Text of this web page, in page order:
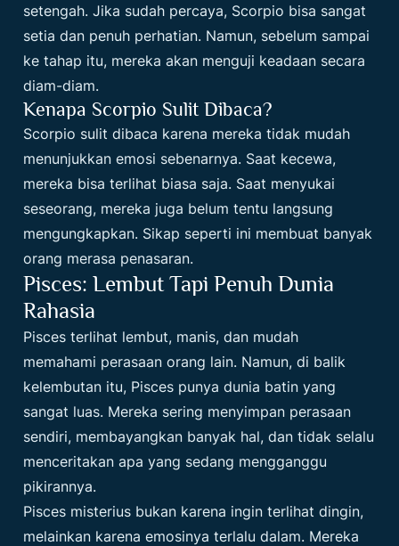
setengah. Jika sudah percaya, Scorpio bisa sangat
setia dan penuh perhatian. Namun, sebelum sampai
ke tahap itu, mereka akan menguji keadaan secara
diam-diam.
Kenapa Scorpio Sulit Dibaca?
Scorpio sulit dibaca karena mereka tidak mudah
menunjukkan emosi sebenarnya. Saat kecewa,
mereka bisa terlihat biasa saja. Saat menyukai
seseorang, mereka juga belum tentu langsung
mengungkapkan. Sikap seperti ini membuat banyak
orang merasa penasaran.
Pisces: Lembut Tapi Penuh Dunia
Rahasia
Pisces terlihat lembut, manis, dan mudah
memahami perasaan orang lain. Namun, di balik
kelembutan itu, Pisces punya dunia batin yang
sangat luas. Mereka sering menyimpan perasaan
sendiri, membayangkan banyak hal, dan tidak selalu
menceritakan apa yang sedang mengganggu
pikirannya.
Pisces misterius bukan karena ingin terlihat dingin,
melainkan karena emosinya terlalu dalam. Mereka